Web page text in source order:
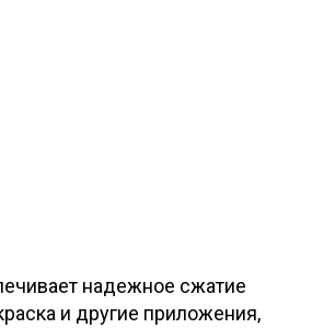
надежное сжатие
и другие приложения,